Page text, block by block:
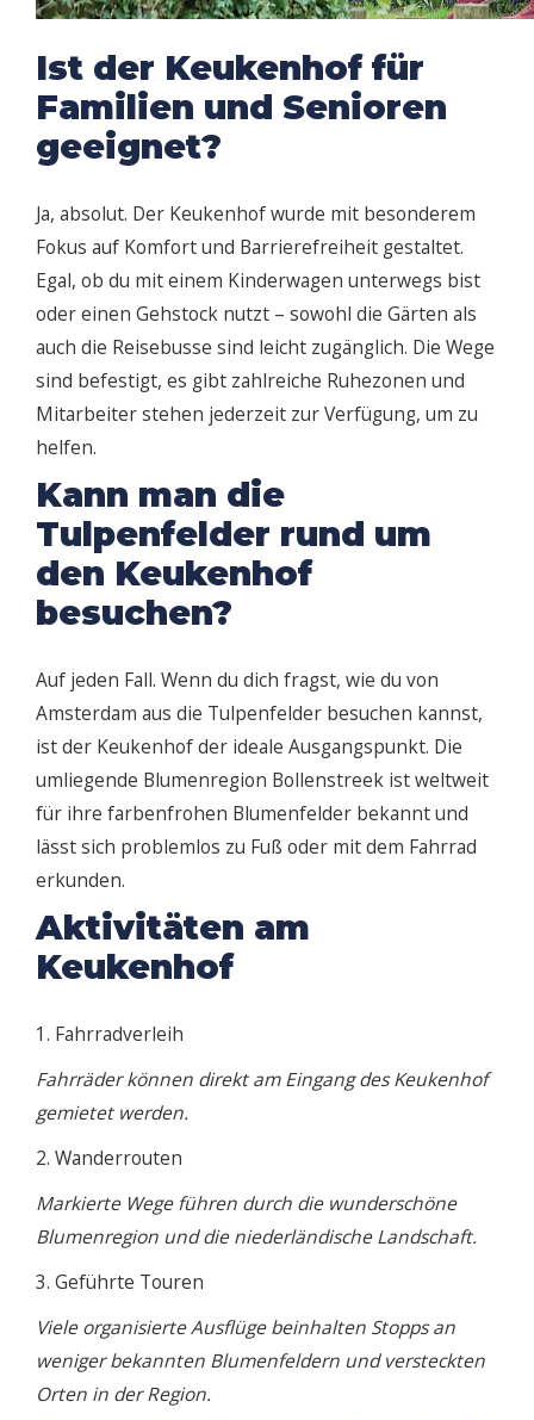
Ist der Keukenhof für
Familien und Senioren
geeignet?
Ja, absolut. Der Keukenhof wurde mit besonderem
Fokus auf Komfort und Barrierefreiheit gestaltet.
Egal, ob du mit einem Kinderwagen unterwegs bist
oder einen Gehstock nutzt – sowohl die Gärten als
auch die Reisebusse sind leicht zugänglich. Die Wege
sind befestigt, es gibt zahlreiche Ruhezonen und
Mitarbeiter stehen jederzeit zur Verfügung, um zu
helfen.
Kann man die
Tulpenfelder rund um
den Keukenhof
besuchen?
Auf jeden Fall. Wenn du dich fragst, wie du von
Amsterdam aus die Tulpenfelder besuchen kannst,
ist der Keukenhof der ideale Ausgangspunkt. Die
umliegende Blumenregion Bollenstreek ist weltweit
für ihre farbenfrohen Blumenfelder bekannt und
lässt sich problemlos zu Fuß oder mit dem Fahrrad
erkunden.
Aktivitäten am
Keukenhof
1. Fahrradverleih
Fahrräder können direkt am Eingang des Keukenhof
gemietet werden.
2. Wanderrouten
Markierte Wege führen durch die wunderschöne
Blumenregion und die niederländische Landschaft.
3. Geführte Touren
Viele organisierte Ausflüge beinhalten Stopps an
weniger bekannten Blumenfeldern und versteckten
Orten in der Region.